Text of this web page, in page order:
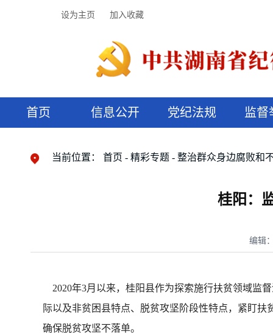
设为主页 加入收藏
首页 信息公开 党纪法规 监督
当前位置： 首页 精彩专题 整治群众身边腐败和
桂阳：
编辑
2020年3月以来，桂阳县作为探索施行扶贫领域监
际以及非贫困县特点、脱贫攻坚阶段性特点，紧盯
确保脱贫攻坚不落单。